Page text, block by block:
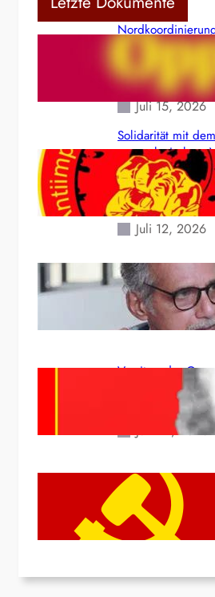
der
(Maoistisch):
Opportunismus
Juli 15, 2026
Solidarität mit dem
venezolanischem
der verlorenen
katastrophalen
Erdbeben des
Juli 12, 2026
Indien: „Die Politik
Kapitulation“ von
Juli 1, 2026
Vorsitzender
Leben für die
Juni 19, 2026
Beschluss des ZK
des Heldentums
Juni 19, 2026